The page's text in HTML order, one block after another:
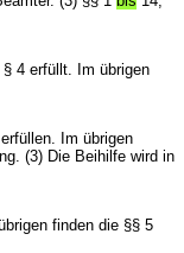
§ 4 erfüllt. Im übrigen
Im übrigen
(3) Die Beihilfe wird in
finden die §§ 5